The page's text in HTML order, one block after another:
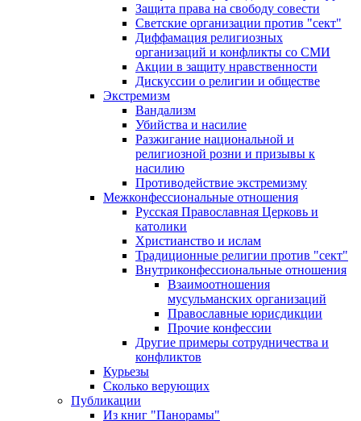
Защита права на свободу совести
Светские организации против "сект"
Диффамация религиозных
организаций и конфликты со СМИ
Акции в защиту нравственности
Дискуссии о религии и обществе
Экстремизм
Вандализм
Убийства и насилие
Разжигание национальной и
религиозной розни и призывы к
насилию
Противодействие экстремизму
Межконфессиональные отношения
Русская Православная Церковь и
католики
Христианство и ислам
Традиционные религии против "сект"
Внутриконфессиональные отношения
Взаимоотношения
мусульманских организаций
Православные юрисдикции
Прочие конфессии
Другие примеры сотрудничества и
конфликтов
Курьезы
Сколько верующих
Публикации
Из книг "Панорамы"